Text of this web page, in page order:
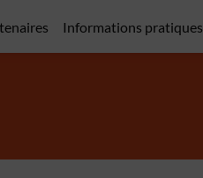
Informations pratiques